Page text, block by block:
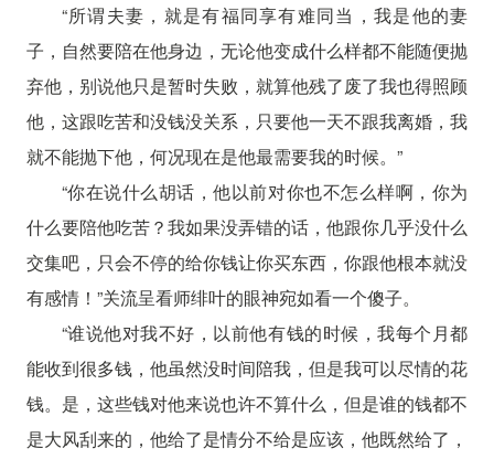
“所谓夫妻，就是有福同享有难同当，我是他的妻
子，自然要陪在他身边，无论他变成什么样都不能随便抛
弃他，别说他只是暂时失败，就算他残了废了我也得照顾
他，这跟吃苦和没钱没关系，只要他一天不跟我离婚，我
就不能抛下他，何况现在是他最需要我的时候。”
“你在说什么胡话，他以前对你也不怎么样啊，你为
什么要陪他吃苦？我如果没弄错的话，他跟你几乎没什么
交集吧，只会不停的给你钱让你买东西，你跟他根本就没
有感情！”关流呈看师绯叶的眼神宛如看一个傻子。
“谁说他对我不好，以前他有钱的时候，我每个月都
能收到很多钱，他虽然没时间陪我，但是我可以尽情的花
钱。是，这些钱对他来说也许不算什么，但是谁的钱都不
是大风刮来的，他给了是情分不给是应该，他既然给了，